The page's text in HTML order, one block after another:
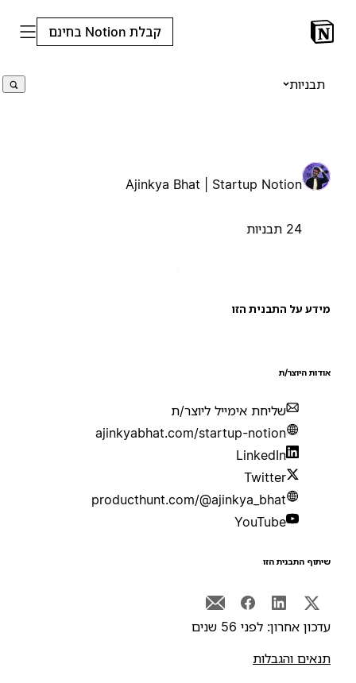
קבלת Notion בחינם
תבניות
Ajinkya Bhat | Startup Notion
על התבנית הזו
היוצר/ת
שליחת אימייל ליוצר/ת
ajinkyabhat.com/startup-notion
LinkedIn
Twitter
producthunt.com/@ajinkya_bhat
YouTube
התבנית הזו
אחרון: לפני 56 שנים
והגבלות